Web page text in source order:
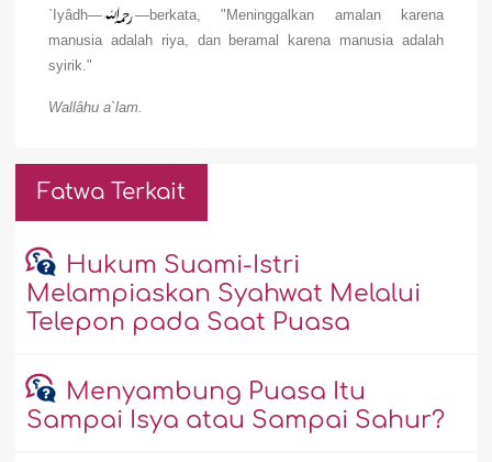
`Iyâdh— —berkata, "Meninggalkan amalan karena
manusia adalah riya, dan beramal karena manusia adalah
syirik."
Wallâhu a`lam.
Fatwa Terkait
Hukum Suami-Istri
Melampiaskan Syahwat Melalui
Telepon pada Saat Puasa
Menyambung Puasa Itu
Sampai Isya atau Sampai Sahur?